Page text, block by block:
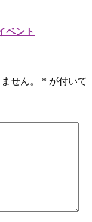
ベント
せん。 * が付いて